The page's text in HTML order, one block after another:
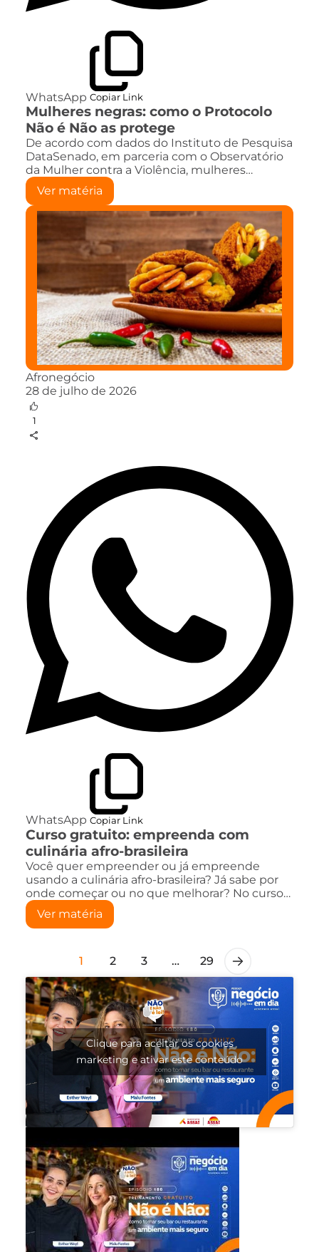
WhatsApp Copiar Link
Mulheres negras: como o Protocolo
Não é Não as protege
De acordo com dados do Instituto de Pesquisa
DataSenado, em parceria com o Observatório
da Mulher contra a Violência, mulheres…
Ver matéria
Afronegócio
28 de julho de 2026
1
WhatsApp Copiar Link
Curso gratuito: empreenda com
culinária afro-brasileira
Você quer empreender ou já empreende
usando a culinária afro-brasileira? Já sabe por
onde começar ou no que melhorar? No curso…
Ver matéria
1 2 3 … 29
Clique para aceitar os cookies
marketing e ativar este conteúdo